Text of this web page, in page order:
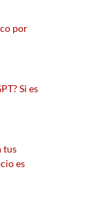
por
Si es
tus
es